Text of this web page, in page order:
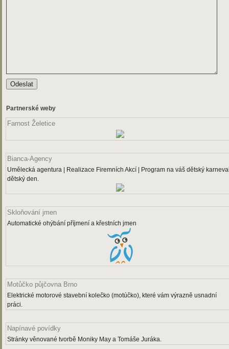
Partnerské weby
Farnost Želetice
Bianca-Agency
Umělecká agentura | Realizace Firemních Akcí | Program na váš dětský
dětský den.
Skloňování jmen
Automatické ohýbání příjmení a křestních jmen
Motůčko půjčovna Brno
Elektrické motorové stavební kolečko (motúčko), které vám výrazně usnadní
práci.
Napínavé povídky
Stránky věnované tvorbě Moniky May a Tomáše Juráka.